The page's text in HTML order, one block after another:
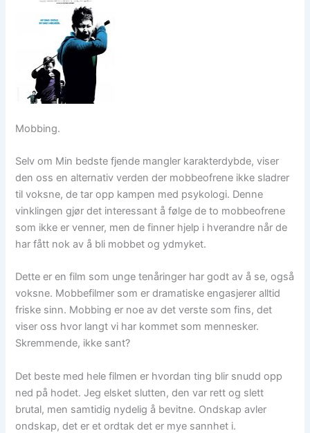
Mobbing.
Selv om Min bedste fjende mangler karakterdybde, viser
den oss en alternativ verden der mobbeofrene ikke sladrer
til voksne, de tar opp kampen med psykologi. Denne
vinklingen gjør det interessant å følge de to mobbeofrene
som ikke er venner, men de finner hjelp i hverandre når de
har fått nok av å bli mobbet og ydmyket.
Dette er en film som unge tenåringer har godt av å se, også
voksne. Mobbefilmer som er dramatiske engasjerer alltid
friske sinn. Mobbing er noe av det verste som fins, det
viser oss hvor langt vi har kommet som mennesker.
Skremmende, ikke sant?
Det beste med hele filmen er hvordan ting blir snudd opp
ned på hodet. Jeg elsket slutten, den var rett og slett
brutal, men samtidig nydelig å bevitne. Ondskap avler
ondskap, det er et ordtak det er mye sannhet i.